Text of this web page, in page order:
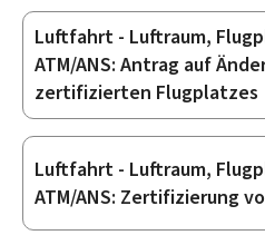
Luftfahrt - Luftraum,
ATM/ANS: Antrag auf
zertifizierten Flugplatzes
Luftfahrt - Luftraum,
ATM/ANS: Zertifizierung